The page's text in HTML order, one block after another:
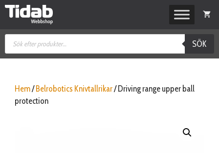
Hoppa
Produktsökning
SÖK
Hem/ Belrobotics Knivtallrikar/ Driving range upper ball
protection